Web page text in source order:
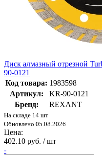
Диск алмазный отрезной
90-0121
Код товара: 1983598
Артикул:
KR-90-0121
Бренд:
REXANT
На складе 14 шт
Обновлено 05.08.2026
Цена:
402.10 руб. / шт
-